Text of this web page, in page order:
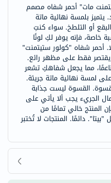
مات" أحمر شفاه مصمم
بلمسة نهائية ماتة
أو التلطخ. سواء كنتِ
خاصة، فإنه يوفر لكِ لونًا
أحمر شفاه "كولور ستيتمنت"
فقط على مظهر رائع.
مما يجعل شفاهكِ تشعر
لمسة نهائية ماتة جريئة.
القسوة ليست جذابة
الجريء يجب ألا يأتي على
المنتج خالي تمامًا من
دائمًا. المنتجات لا تُختبر